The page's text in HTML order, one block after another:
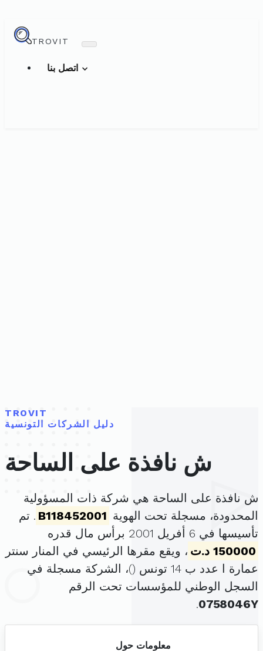
TROVIT
TROVIT
دليل الشركات التونسية
ش نافذة على الساحة
ش نافذة على الساحة هي شركة ذات المسؤولية
المحدودة، مسجلة تحت الهوية B118452001 . تم
تأسيسها في 6 أفريل 2001 برأس مال قدره
150000 د.ت
، ويقع مقرها الرئيسي في المنار سنتر
عمارة ا عدد ب 14 تونس (
)، الشركة مسجلة في
السجل الوطني للمؤسسات تحت الرقم
0758046Y
.
معلومات حول